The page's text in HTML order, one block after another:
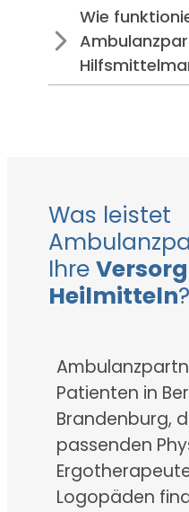
Wie
Was leistet
Ihre
Heilmitteln?
Patienten in
Brandenburg,
passenden
Logopäden